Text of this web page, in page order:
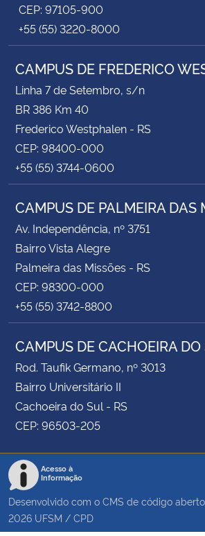
CEP: 97105-900
+55 (55) 3220-8000
CAMPUS DE FREDERICO
Linha 7 de Setembro, s/n
BR 386 Km 40
Frederico Westphalen - RS
CEP: 98400-000
+55 (55) 3744-0600
CAMPUS DE PALMEIRA DAS
Av. Independência, nº 3751
Bairro Vista Alegre
Palmeira das Missões - RS
CEP: 98300-000
+55 (55) 3742-8800
CAMPUS DE CACHOEIRA DO
Rod. Taufik Germano, nº 3013
Bairro Universitário II
Cachoeira do Sul - RS
CEP: 96503-205
Acesso à
Informação
Desenvolvido com o CMS de código aberto
2026 UFSM / CPD